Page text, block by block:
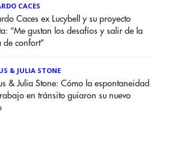
CACES
Caces ex Lucybell y su proyecto
“Me gustan los desafíos y salir de la
de confort”
& JULIA STONE
& Julia Stone: Cómo la espontaneidad
en tránsito guiaron su nuevo